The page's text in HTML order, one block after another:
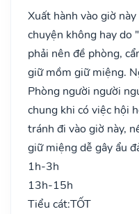
Xuất hành vào giờ
chuyện không hay do
phải nên đề phòng,
giữ mồm giữ miệng.
Phòng người người
chung khi có việc hội
tránh đi vào giờ này,
giữ miệng dễ gây ẩu
1h-3h
13h-15h
Tiểu cát:TỐT